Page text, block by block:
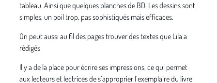
tableau. Ainsi que quelques planches de BD. Les dessins sont
simples, un poil trop, pas sophistiqués mais efficaces.
On peut aussi au fil des pages trouver des textes que Lila a
rédigés
Il y a de la place pour écrire ses impressions, ce qui permet
aux lecteurs et lectrices de s’approprier l’exemplaire du livre